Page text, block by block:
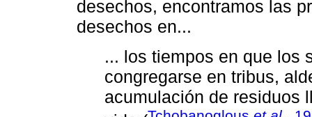
desechos, encontramos las
desechos en...
... los tiempos en que los
congregarse en tribus,
acumulación de residuos